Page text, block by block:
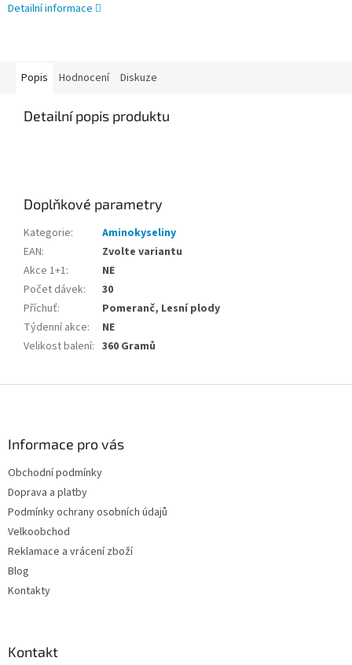
Detailní informace
Popis Hodnocení Diskuze
Detailní popis produktu
Doplňkové parametry
Kategorie:
Aminokyseliny
EAN:
Zvolte variantu
Akce 1+1:
NE
Počet dávek:
30
Příchuť:
Pomeranč, Lesní plody
Týdenní akce:
NE
Velikost balení: 360 Gramů
Informace pro vás
Obchodní podmínky
Doprava a platby
Podmínky ochrany osobních údajů
Velkoobchod
Reklamace a vrácení zboží
Blog
Kontakty
Kontakt